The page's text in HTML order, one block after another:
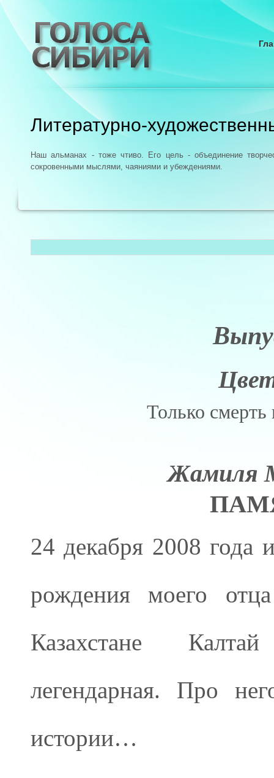
Литературно-
Наш альманах - тоже чтиво. Его цель - объединение
сокровенными мыслями, чаяниями и убеждениями.
Только смерть
Жамиля
24 декабря 2008 года
рождения моего
Казахстане
легендарная. Про
истории…